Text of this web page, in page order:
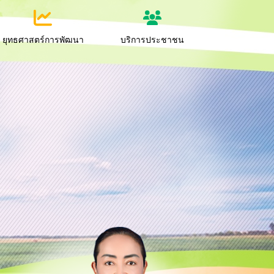
ยุทธศาสตร์การพัฒนา บริการประชาชน